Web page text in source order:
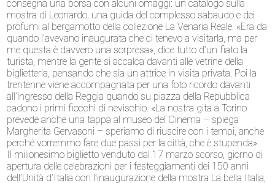
consegna una borsa con alcuni omaggi: un catalogo sulla
mostra di Leonardo, una guida del complesso sabaudo e dei
profumi al bergamotto della collezione La Venaria Reale. «Era da
quando l’avevano inaugurata che ci tenevo a visitarla, ma per
me questa è davvero una sorpresa», dice tutto d’un fiato la
turista, mentre la gente si accalca davanti alle vetrine della
biglietteria, pensando che sia un attrice in visita privata. Poi la
trentenne viene accompagnata per una foto ricordo davanti
all’ingresso della Reggia quando su piazza della Repubblica
cadono i primi fiocchi di nevischio. «La nostra gita a Torino
prevede anche una tappa al museo del Cinema – spiega
Margherita Gervasoni – speriamo di riuscire con i tempi, anche
perché vorremmo fare due passi per la città, che è stupenda».
Il milionesimo biglietto venduto dal 17 marzo scorso, giorno di
apertura delle celebrazioni per i festeggiamenti dei 150 anni
dell’Unità d’Italia con l’inaugurazione della mostra La bella Italia,